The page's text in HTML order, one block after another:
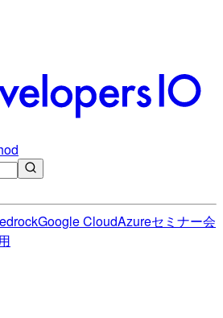
Google CloudAzureセミナー会